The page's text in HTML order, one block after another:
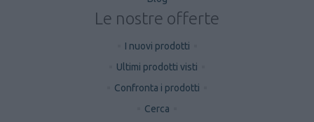
Le nostre offerte
I nuovi prodotti
Ultimi prodotti visti
Confronta i prodotti
Cerca